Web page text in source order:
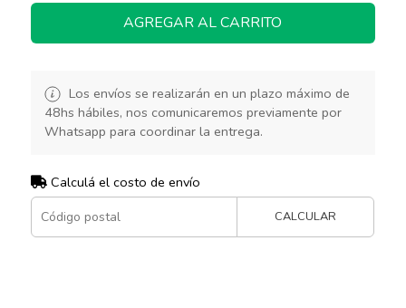
AGREGAR AL CARRITO
Los envíos se realizarán en un plazo máximo de
48hs hábiles, nos comunicaremos previamente por
Whatsapp para coordinar la entrega.
Calculá el costo de envío
CALCULAR